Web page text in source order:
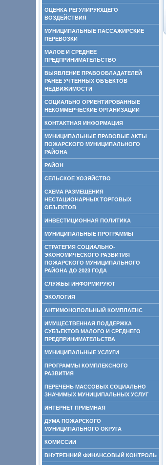
ОЦЕНКА РЕГУЛИРУЮЩЕГО
ВОЗДЕЙСТВИЯ
МУНИЦИПАЛЬНЫЕ ПАССАЖИРСКИЕ
ПЕРЕВОЗКИ
МАЛОЕ И СРЕДНЕЕ
ПРЕДПРИНИМАТЕЛЬСТВО
ВЫЯВЛЕНИЕ ПРАВООБЛАДАТЕЛЕЙ
РАНЕЕ УЧТЕННЫХ ОБЪЕКТОВ
НЕДВИЖИМОСТИ
СОЦИАЛЬНО ОРИЕНТИРОВАННЫЕ
НЕКОММЕРЧЕСКИЕ ОРГАНИЗАЦИИ
КОНТАКТНАЯ ИНФОРМАЦИЯ
МУНИЦИПАЛЬНЫЕ ПРАВОВЫЕ АКТЫ
ПОЖАРСКОГО МУНИЦИПАЛЬНОГО
РАЙОНА
РАЙОН
СЕЛЬСКОЕ ХОЗЯЙСТВО
СХЕМА РАЗМЕЩЕНИЯ
НЕСТАЦИОНАРНЫХ ТОРГОВЫХ
ОБЪЕКТОВ
ИНВЕСТИЦИОННАЯ ПОЛИТИКА
МУНИЦИПАЛЬНЫЕ ПРОГРАММЫ
СТРАТЕГИЯ СОЦИАЛЬНО-
ЭКОНОМИЧЕСКОГО РАЗВИТИЯ
ПОЖАРСКОГО МУНИЦИПАЛЬНОГО
РАЙОНА ДО 2023 ГОДА
СЛУЖБЫ ИНФОРМИРУЮТ
ЭКОЛОГИЯ
АНТИМОНОПОЛЬНЫЙ КОМПЛАЕНС
ИМУЩЕСТВЕННАЯ ПОДДЕРЖКА
СУБЪЕКТОВ МАЛОГО И СРЕДНЕГО
ПРЕДПРИНИМАТЕЛЬСТВА
МУНИЦИПАЛЬНЫЕ УСЛУГИ
ПРОГРАММЫ КОМПЛЕКСНОГО
РАЗВИТИЯ
ПЕРЕЧЕНЬ МАССОВЫХ СОЦИАЛЬНО
ЗНАЧИМЫХ МУНИЦИПАЛЬНЫХ УСЛУГ
ИНТЕРНЕТ ПРИЕМНАЯ
ДУМА ПОЖАРСКОГО
МУНИЦИПАЛЬНОГО ОКРУГА
КОМИССИИ
ВНУТРЕННИЙ ФИНАНСОВЫЙ КОНТРОЛЬ